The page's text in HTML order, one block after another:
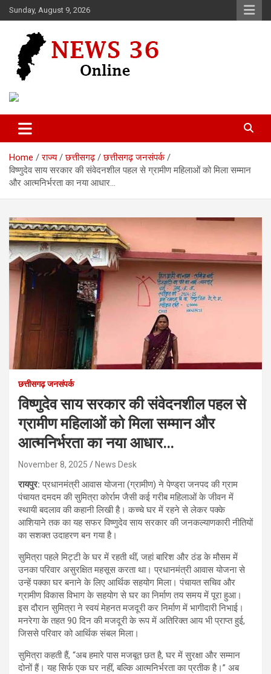
Skip
to
Sunday, August 9, 2026
News 36
Home राज्य छत्तीसगढ़
छत्तीसगढ़ जनसंपर्क
विष्णुदेव साय सरकार की संवेदनशील पहल से ग्रामीण महिलाओं को मिला सम्मान
और आत्मनिर्भरता का नया आधार…
छत्तीसगढ़ जनसंपर्क
विष्णुदेव साय सरकार की संवेदनशील पहल से
ग्रामीण महिलाओं को मिला सम्मान और
आत्मनिर्भरता का नया आधार…
November 8, 2025 News Desk
रायपुर:प्रधानमंत्री आवास योजना (ग्रामीण) ने पेण्ड्रा जनपद की ग्राम
पंचायत दमदम की सुमित्रा कोर्राम जैसी कई गरीब महिलाओं के जीवन में
स्थायी बदलाव की कहानी लिखी है। कच्चे घर में रहने से लेकर पक्के
आशियाने तक का यह सफर विष्णुदेव साय सरकार की जनकल्याणकारी नीतियों
का सशक्त उदाहरण बन गया है।
सुमित्रा पहले मिट्टी के घर में रहती थीं, जहां बारिश और ठंड के मौसम में
उनका परिवार असुरक्षित महसूस करता था। प्रधानमंत्री आवास योजना से
उन्हें पक्का घर बनाने के लिए आर्थिक सहयोग मिला। पंचायत सचिव और
ग्रामीण विकास विभाग के सहयोग से घर का निर्माण तय समय में पूरा हुआ।
इस दौरान सुमित्रा ने स्वयं मेहनत मजदूरी कर निर्माण में भागीदारी निभाई।
मनरेगा के तहत 90 दिन की मजदूरी के रूप में अतिरिक्त आय भी प्राप्त हुई,
जिससे परिवार को आर्थिक संबल मिला।
सुमित्रा कहती हैं, “अब हमारे पास मजबूत छत है, घर में सुरक्षा और सम्मान
दोनों हैं। यह सिर्फ एक घर नहीं, बल्कि आत्मनिर्भरता का प्रतीक है।” अब